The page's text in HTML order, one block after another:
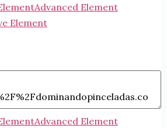
Advanced Element
Element
Advanced Element